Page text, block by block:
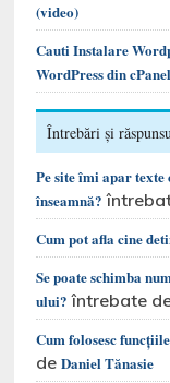
(video)
Cauti Instalare
WordPress din cPanel
Întrebări și
Pe site îmi apar texte
înseamnă?
Cum pot afla cine
Se poate schimba
ului? întrebate
Cum folosesc
deDaniel Tănasie